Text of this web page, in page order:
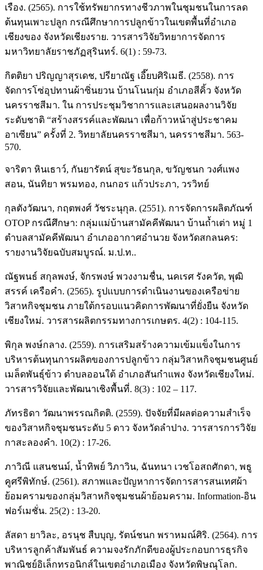
เรือง. (2565). การใช้ทรัพยากรทางชีวภาพในชุมชนในการลด
ต้นทุนเพาะปลูก กรณีศึกษาการปลูกข้าวในเขตพื้นที่อำเภอ
เชียงของ จังหวัดเชียงราย. วารสารวิจัยวิทยาการจัดการ
มหาวิทยาลัยราชภัฏสุรินทร์. 6(1) : 59-73.
กิตติยา ปริญญาสุรเดช, ปรียาณัฐ เอี๊ยบศิริเมธี. (2558). การ
จัดการโซ่อุปทานผ้าซิ่นยวน บ้านโนนกุ่ม อำเภอสีคิ้ว จังหวัด
นครราชสีมา. ใน การประชุมวิชาการและเสนอผลงานวิจัย
ระดับชาติ “สร้างสรรค์และพัฒนา เพื่อก้าวหน้าสู่ประชาคม
อาเซียน” ครั้งที่ 2. วิทยาลัยนครราชสีมา, นครราชสีมา. 563-
570.
จาริตา หินเธาว์, กันยารัตน์ สุขะวัธนกุล, ขวัญชนก วงศ์แพง
สอน, นันทิยา พรมทอง, กนกอร แก้วประภา, วรวิทย์
กุลตังวัฒนา, กฤตพงศ์ วัชระนุกุล. (2551). การจัดการผลิตภัณฑ์
OTOP กรณีศึกษา: กลุ่มแม่บ้านสามัคคีพัฒนา บ้านถ้ำเต่า หมู่ 1
ตำบลสามัคคีพัฒนา อำเภออากาศอำนวย จังหวัดสกลนคร:
รายงานวิจัยฉบับสมบูรณ์. ม.ป.ท..
ณัฐพนธ์ สกุลพงษ์, จักรพงษ์ พวงงามชื่น, นคเรศ รังควัต, พุฒิ
สรรค์ เครือคำ. (2565). รูปแบบการดำเนินงานของเครือข่าย
วิสาหกิจชุมชน ภายใต้กรอบแนวคิดการพัฒนาที่ยั่งยืน จังหวัด
เชียงใหม่. วารสารผลิตกรรมทางการเกษตร. 4(2) : 104-115.
พิกุล พงษ์กลาง. (2559). การเสริมสร้างความเข้มแข็งในการ
บริหารต้นทุนการผลิตของการปลูกข้าว กลุ่มวิสาหกิจชุมชนศูนย์
เมล็ดพันธุ์ข้าว ตำบลออนใต้ อำเภอสันกำแพง จังหวัดเชียงใหม่.
วารสารวิจัยและพัฒนาเชิงพื้นที่. 8(3) : 102 – 117.
ภัทรธิดา วัฒนาพรรณกิตติ. (2559). ปัจจัยที่มีผลต่อความสำเร็จ
ของวิสาหกิจชุมชนระดับ 5 ดาว จังหวัดลำปาง. วารสารการวิจัย
กาสะลองคำ. 10(2) : 17-26.
ภาวิณี แสนชนม์, น้ำทิพย์ วิภาวิน, ฉันทนา เวชโอสถศักดา, พธู
คูศรีพิทักษ์. (2561). สภาพและปัญหาการจัดการสารสนเทศผ้า
ย้อมครามของกลุ่มวิสาหกิจชุมชนผ้าย้อมคราม. Information-อิน
ฟอร์เมชั่น. 25(2) : 13-20.
ลัสดา ยาวิละ, อรนุช สืบบุญ, รัตน์ชนก พราหมณ์ศิริ. (2564). การ
บริหารลูกค้าสัมพันธ์ ความจงรักภักดีของผู้ประกอบการธุรกิจ
พาณิชย์อิเล็กทรอนิกส์ในเขตอำเภอเมือง จังหวัดพิษณุโลก.